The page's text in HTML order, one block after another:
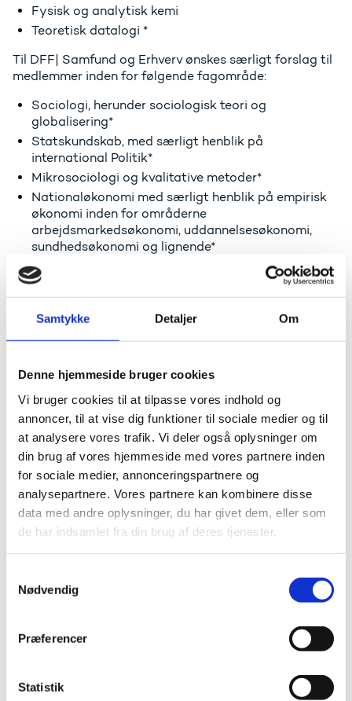
Samtykke Detaljer Om
Denne hjemmeside bruger cookies
Vi bruger cookies til at tilpasse vores indhold og
annoncer, til at vise dig funktioner til sociale medier og til
at analysere vores trafik. Vi deler også oplysninger om
din brug af vores hjemmeside med vores partnere inden
for sociale medier, annonceringspartnere og
analysepartnere. Vores partnere kan kombinere disse
data med andre oplysninger, du har givet dem, eller som
de har indsamlet fra din brug af deres tjenester.
Nødvendig
Præferencer
Statistik
Fysisk og analytisk kemi
Teoretisk datalogi *
Til DFF| Samfund og Erhverv ønskes særligt forslag til
medlemmer inden for følgende fagområde:
Sociologi, herunder sociologisk teori og
globalisering*
Statskundskab, med særligt henblik på
international Politik*
Mikrosociologi og kvalitative metoder*
Nationaløkonomi med særligt henblik på empirisk
økonomi inden for områderne
arbejdsmarkedsøkonomi, uddannelsesøkonomi,
sundhedsøkonomi og lignende*
Erhvervsøkonomi, herunder organisation, innovation
og Strategi*
Nationaløkonomi med særligt henblik på
økonomisk teori, finansiering og adfærdsøkonomi*
til medlemmer inden for følgende fagområder:
Klinisk og eksperimentel psykiatri. Basal
neurovidenskab
Kardiologi, klinisk medicin, epidemiologi
Klinisk genetik, molekylær genetik, genomics,
transcriptomics, bioinformatik, data science
Folkesundhed, epidemiologi, bioinformatik, data
science
Basal og klinisk immunologi - herunder
immunpatogenese, inflammation og infektion*
organfysiologi*
forslag til medlemmer inden for fagområderne
nedenfor. Bemærk at der for kandidaten, som foreslås
alle de angivne felter (angivet inden for hver dot og